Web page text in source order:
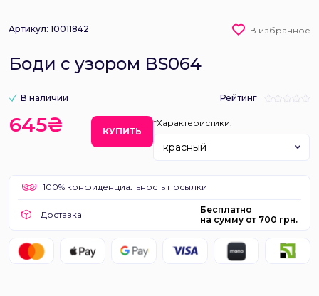
Артикул: 10011842 В избранное
Боди с узором BS064
В наличии Рейтинг
645₴ КУПИТЬ
*Характеристики:
красный
100% конфиденциальность посылки
Доставка
Бесплатно
на сумму от 700 грн.